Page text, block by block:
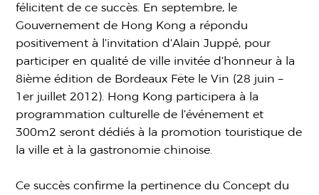
félicitent de ce succès. En septembre, le
Gouvernement de Hong Kong a répondu
positivement à l’invitation d’Alain Juppé, pour
participer en qualité de ville invitée d’honneur à la
8ième édition de Bordeaux Fête le Vin (28 juin –
1er juillet 2012). Hong Kong participera à la
programmation culturelle de l’événement et
300m2 seront dédiés à la promotion touristique de
la ville et à la gastronomie chinoise.
Ce succès confirme la pertinence du Concept du